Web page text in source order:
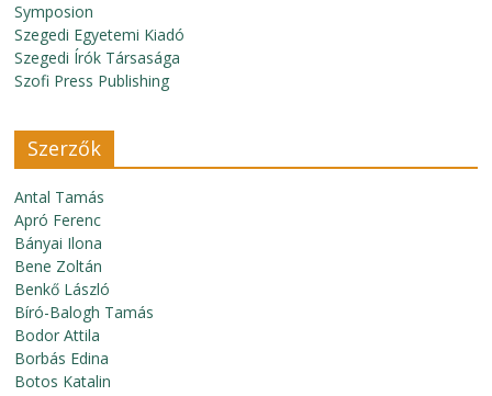
Symposion
Szegedi Egyetemi Kiadó
Szegedi Írók Társasága
Szofi Press Publishing
Szerzők
Antal Tamás
Apró Ferenc
Bányai Ilona
Bene Zoltán
Benkő László
Bíró-Balogh Tamás
Bodor Attila
Borbás Edina
Botos Katalin